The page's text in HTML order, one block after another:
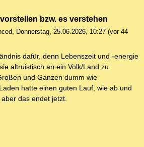
bzw. es verstehen
, Donnerstag, 25.06.2026, 10:27 (vor 44
dafür, denn Lebenszeit und -energie
altruistisch an ein Volk/Land zu
und Ganzen dumm wie
hatte einen guten Lauf, wie ab und
das endet jetzt.